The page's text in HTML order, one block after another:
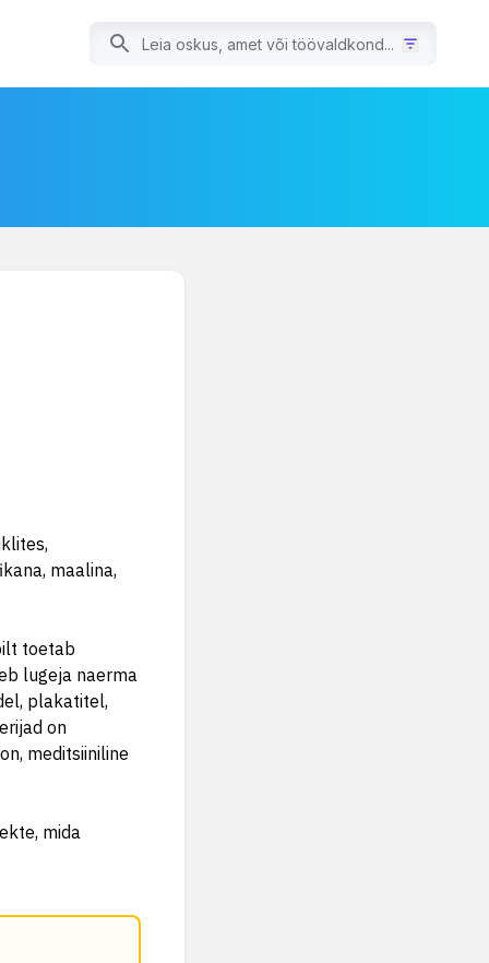
maalina,
toetab
lugeja naerma
plakatitel,
on
meditsiiniline
mida